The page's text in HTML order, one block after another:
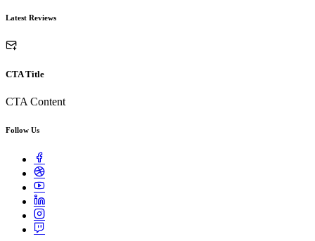
Latest Reviews
CTA Title
CTA Content
Follow Us